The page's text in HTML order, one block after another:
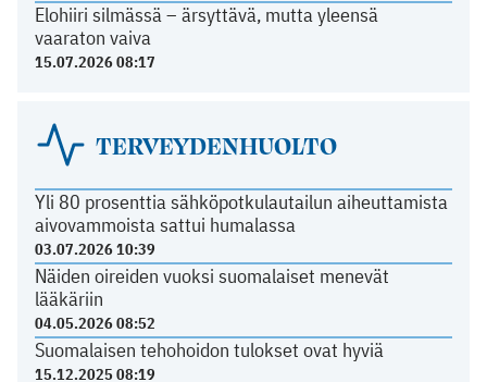
Elohiiri silmässä – ärsyttävä, mutta yleensä
vaaraton vaiva
15.07.2026 08:17
TERVEYDENHUOLTO
Yli 80 prosenttia sähköpotkulautailun aiheuttamista
aivovammoista sattui humalassa
03.07.2026 10:39
Näiden oireiden vuoksi suomalaiset menevät
lääkäriin
04.05.2026 08:52
Suomalaisen tehohoidon tulokset ovat hyviä
15.12.2025 08:19